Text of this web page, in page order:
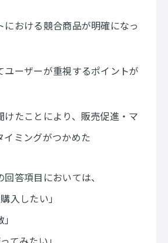
における競合商品が明確になっ
ユーザーが重視するポイントが
けたことにより、販売促進・マ
イミングがつかめた
答項目においては、
入したい」